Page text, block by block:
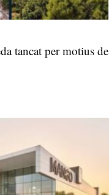
tancat per motius de